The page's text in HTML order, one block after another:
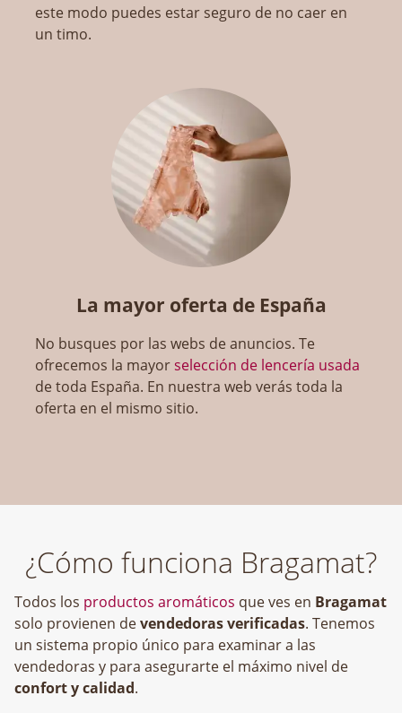
este modo puedes estar seguro de no caer en
un timo.
La mayor oferta de España
No busques por las webs de anuncios. Te
ofrecemos la mayorselección de lencería usada
de toda España. En nuestra web verás toda la
oferta en el mismo sitio.
¿Cómo funciona Bragamat?
Todos los productos aromáticos que ves en Bragamat
solo provienen devendedoras verificadas. Tenemos
un sistema propio único para examinar a las
vendedoras y para asegurarte el máximo nivel de
confort y calidad.